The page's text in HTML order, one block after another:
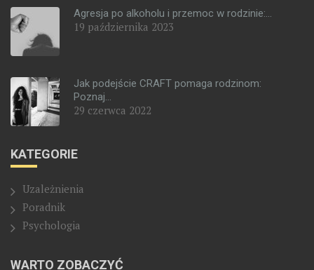
Agresja po alkoholu i przemoc w rodzinie:...
19 października 2023
Jak podejście CRAFT pomaga rodzinom:
Poznaj...
29 czerwca 2022
KATEGORIE
Uzależnienia
Poradnik
Psychologia
WARTO ZOBACZYĆ